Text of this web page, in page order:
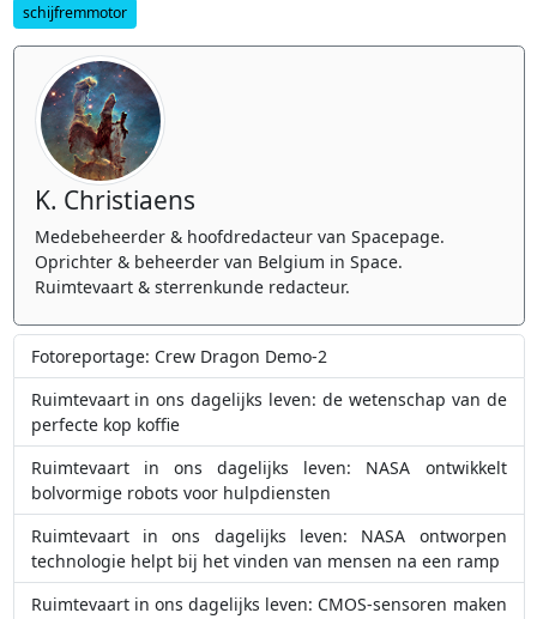
schijfremmotor
K. Christiaens
Medebeheerder & hoofdredacteur van Spacepage.
Oprichter & beheerder van Belgium in Space.
Ruimtevaart & sterrenkunde redacteur.
Fotoreportage: Crew Dragon Demo-2
Ruimtevaart in ons dagelijks leven: de wetenschap van de
perfecte kop koffie
Ruimtevaart in ons dagelijks leven: NASA ontwikkelt
bolvormige robots voor hulpdiensten
Ruimtevaart in ons dagelijks leven: NASA ontworpen
technologie helpt bij het vinden van mensen na een ramp
Ruimtevaart in ons dagelijks leven: CMOS-sensoren maken